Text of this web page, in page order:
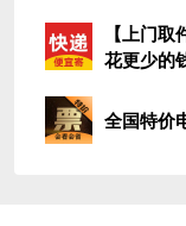
【上门
花更少的
全国特价